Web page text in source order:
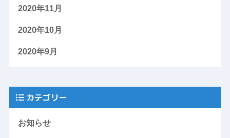
2020年11月
2020年10月
2020年9月
カテゴリー
お知らせ